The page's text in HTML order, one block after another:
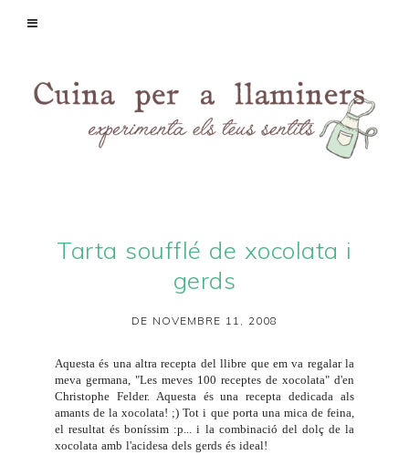
Tarta soufflé de xocolata i
gerds
DE NOVEMBRE 11, 2008
Aquesta és una altra recepta del llibre que em va regalar la
meva germana, "Les meves 100 receptes de xocolata" d'en
Christophe Felder. Aquesta és una recepta dedicada als
amants de la xocolata! ;) Tot i que porta una mica de feina,
el resultat és boníssim :p... i la combinació del dolç de la
xocolata amb l'acidesa dels gerds és ideal!